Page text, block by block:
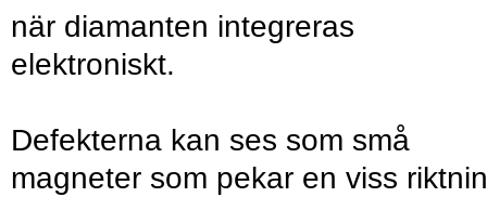
när diamanten integreras
elektroniskt.
Defekterna kan ses som små
magneter som pekar en viss